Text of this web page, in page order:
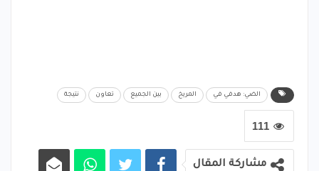
الضي: هدفي في المريخ بين الجميع تعاون نتيجة
111
مشاركة المقال